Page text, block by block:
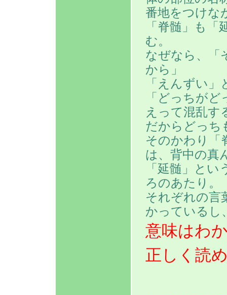
番地をつけな
「脊髄」も
む。
なぜなら、「
から」
「えんずい
「どっちが
えって混乱す
だからどっち
そのかわり「
は、背中の真
「延髄」と
ろのあたり。
それぞれの言
かっているし
意味はわ
正しく読